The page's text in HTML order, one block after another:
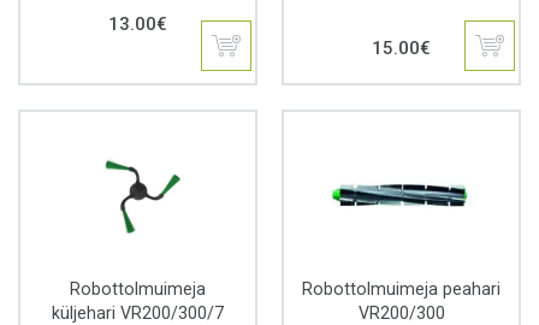
13.00€
15.00€
Robottolmuimeja
küljehari VR200/300/7
Robottolmuimeja peahari
VR200/300